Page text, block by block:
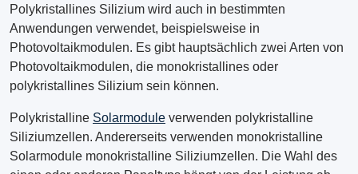
Polykristallines Silizium wird auch in bestimmten
Anwendungen verwendet, beispielsweise in
Photovoltaikmodulen. Es gibt hauptsächlich zwei Arten von
Photovoltaikmodulen, die monokristallines oder
polykristallines Silizium sein können.
Polykristalline Solarmodule verwenden polykristalline
Siliziumzellen. Andererseits verwenden monokristalline
Solarmodule monokristalline Siliziumzellen. Die Wahl des